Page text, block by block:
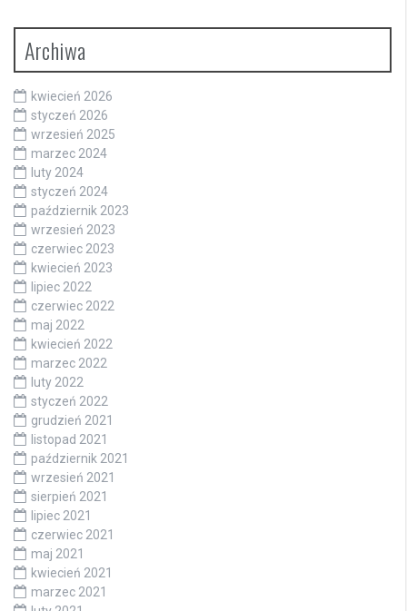
Archiwa
kwiecień 2026
styczeń 2026
wrzesień 2025
marzec 2024
luty 2024
styczeń 2024
październik 2023
wrzesień 2023
czerwiec 2023
kwiecień 2023
lipiec 2022
czerwiec 2022
maj 2022
kwiecień 2022
marzec 2022
luty 2022
styczeń 2022
grudzień 2021
listopad 2021
październik 2021
wrzesień 2021
sierpień 2021
lipiec 2021
czerwiec 2021
maj 2021
kwiecień 2021
marzec 2021